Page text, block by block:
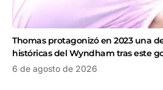
Thomas protagonizó en 2023 una
históricas del Wyndham tras este
6 de agosto de 2026